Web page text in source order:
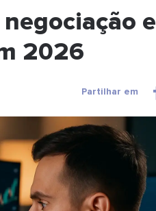
e
2026
Partilhar em